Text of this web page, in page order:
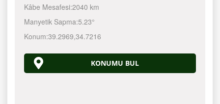
Kâbe Mesafesi:2040 km
Manyetik Sapma:5.23°
Konum:39.2969,34.7216
KONUMU BUL